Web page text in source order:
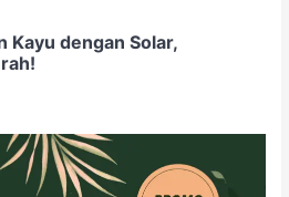
Kayu dengan Solar,